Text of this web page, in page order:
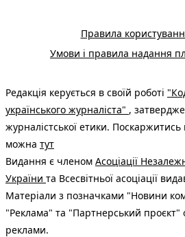
Правила
Умови і правила надання
Редакція керується в своїй роботі
українського журналіста" ,
журналістської етики. Поскаржитись
можна тут
Видання є членом Асоціації
України та Всесвітньої асоціації
Матеріали з позначками "Новини
"Реклама" та "Партнерський проєкт"
реклами.